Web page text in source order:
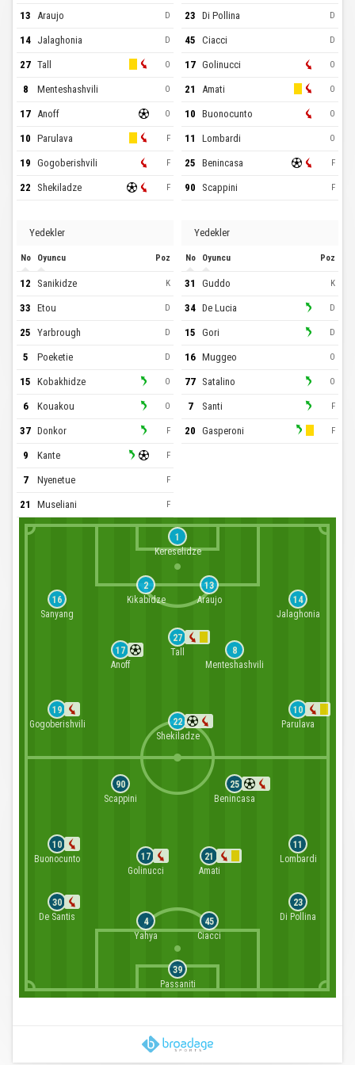
13 Araujo D
14 Jalaghonia D
27 Tall O
8 Menteshashvili O
17 Anoff O
10 Parulava F
19 Gogoberishvili F
22 Shekiladze F
Yedekler
No Oyuncu Poz
12 Sanikidze K
33 Etou D
25 Yarbrough D
5 Poeketie D
15 Kobakhidze O
6 Kouakou O
37 Donkor F
9 Kante F
7 Nyenetue F
21 Museliani F
23 Di Pollina D
45 Ciacci D
17 Golinucci O
21 Amati O
10 Buonocunto O
11 Lombardi O
25 Benincasa F
90 Scappini F
Yedekler
No Oyuncu Poz
31 Guddo K
34 De Lucia D
15 Gori D
16 Muggeo O
77 Satalino O
7 Santi F
20 Gasperoni F
1
Kereselidze
14
Jalaghonia
13
Araujo
2
Kikabidze
16
Sanyang
8
Menteshashvili
27
Tall
17
Anoff
10
Parulava
19
Gogoberishvili
22
Shekiladze
39
Passaniti
30
De Santis
4
Yahya
45
Ciacci
23
Di Pollina
10
Buonocunto
17
Golinucci
21
Amati
11
Lombardi
90
Scappini
25
Benincasa